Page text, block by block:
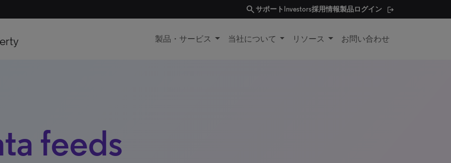
searchサポート Investors採用情報製品ログイン
製品・サービス 当社について リソース お問い合わせ
feeds